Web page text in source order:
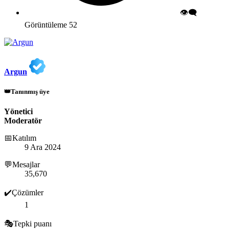
👁️‍🗨️
Görüntüleme 52
Argun
👑Tanınmış üye
Yönetici
Moderatör
📅Katılım
9 Ara 2024
💬Mesajlar
35,670
✔️Çözümler
1
🎭Tepki puanı